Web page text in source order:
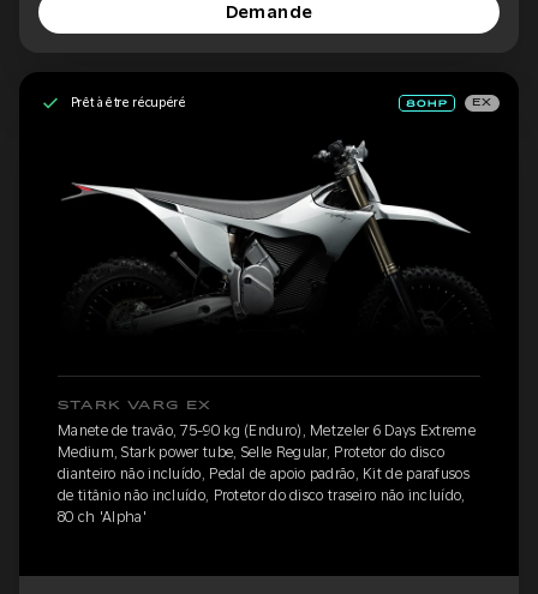
Demande
Prêt à être récupéré EX
STARK VARG EX
Manete de travão, 75-90 kg (Enduro), Metzeler 6 Days Extreme
Medium, Stark power tube, Selle Regular, Protetor do disco
dianteiro não incluído, Pedal de apoio padrão, Kit de parafusos
de titânio não incluído, Protetor do disco traseiro não incluído,
80 ch 'Alpha'